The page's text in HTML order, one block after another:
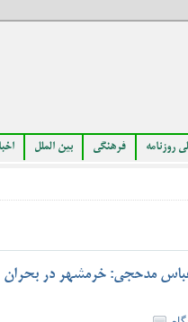
روزنامه فرهنگی بین الملل
مدحجی: خرمشهر در بحران